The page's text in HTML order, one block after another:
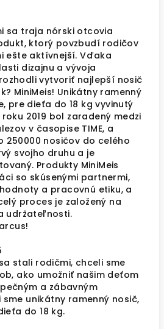
sa traja nórski otcovia
ktorý povzbudí rodičov
ešte aktívnejší. Vďaka
dizajnu a vývoja
vytvoriť najlepší nosič
MiniMeis! Unikátny ramenný
pre dieťa do 18 kg vyvinutý
2019 bol zaradený medzi
v časopise TIME, a
250000 nosičov do celého
svojho druhu a je
Produkty MiniMeis
so skúsenými partnermi,
a pracovnú etiku, a
proces je založený na
udržateľnosti.
stali rodičmi, chceli sme
ako umožniť našim deťom
a zábavným
unikátny ramenný nosič,
do 18 kg.